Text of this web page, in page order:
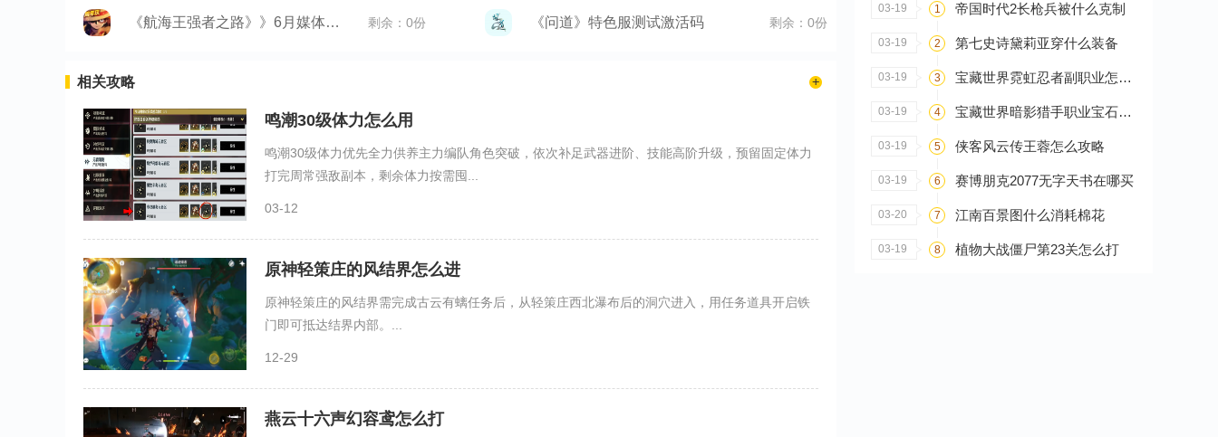
《航海王强者之路》》6月媒体礼包 剩余：0份 《问道》特色服测试激活码 剩余：0份
相关攻略
鸣潮30级体力怎么用
鸣潮30级体力优先全力供养主力编队角色突破，依次补足武器进阶、技能高阶升级，预留固定体力
打完周常强敌副本，剩余体力按需囤...
03-12
原神轻策庄的风结界怎么进
原神轻策庄的风结界需完成古云有螭任务后，从轻策庄西北瀑布后的洞穴进入，用任务道具开启铁
门即可抵达结界内部。...
12-29
燕云十六声幻容鸢怎么打
03-19 1 帝国时代2长枪兵被什么克制
03-19 2 第七史诗黛莉亚穿什么装备
03-19 3 宝藏世界霓虹忍者副职业怎么选
03-19 4 宝藏世界暗影猎手职业宝石怎么搭配
03-19 5 侠客风云传王蓉怎么攻略
03-19 6 赛博朋克2077无字天书在哪买
03-20 7 江南百景图什么消耗棉花
03-19 8 植物大战僵尸第23关怎么打